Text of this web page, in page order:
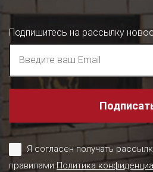
Подпишитесь на рассылку
Я согласен получать
правиламиПолитика